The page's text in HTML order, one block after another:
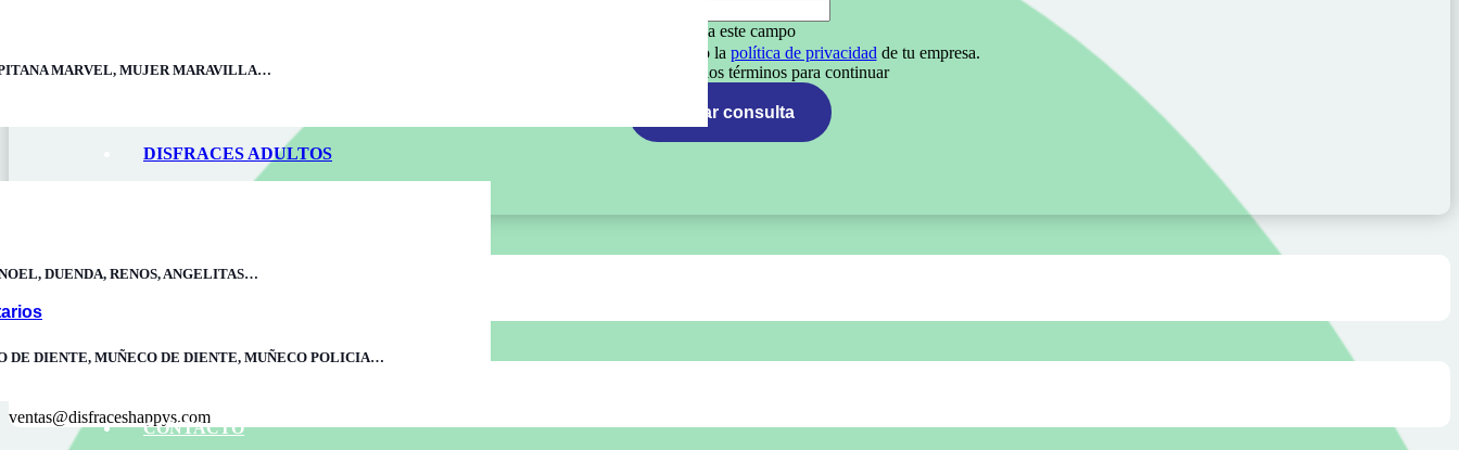
MARVEL, MUJER MARAVILLA…
DISFRACES ADULTOS
DUENDA, RENOS, ANGELITAS…
DE DIENTE, MUÑECO DE DIENTE, MUÑECO POLICIA…
CONTACTO
Rellena este campo
Declaro que he leído y acepto la política de privacidadde tu empresa.
Tienes que aprobar los términos para continuar
Enviar consulta
Contáctanos
993 693 231 / Lunes – Sábados
ventas@disfraceshappys.com